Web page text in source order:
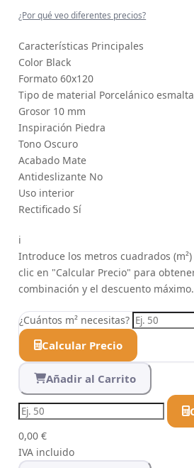
¿Por qué veo diferentes precios?
Características Principales
Color Black
Formato 60x120
Tipo de material Porcelánico
Grosor 10 mm
Inspiración Piedra
Tono Oscuro
Acabado Mate
Antideslizante No
Uso interior
Rectificado Sí
i
Introduce los metros cuadrados
clic en "Calcular Precio" para
combinación y el descuento máximo.
¿Cuántos m² necesitas?
Calcular Precio
Añadir al Carrito
0,00 €
IVA incluido